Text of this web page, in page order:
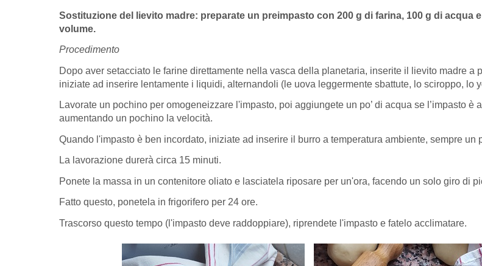
Sostituzione del lievito madre: preparate un preimpasto con 200 g di farina, 100 g di
volume.
Procedimento
Dopo aver setacciato le farine direttamente nella vasca della planetaria, inserite il lievito madre
iniziate ad inserire lentamente i liquidi, alternandoli (le uova leggermente sbattute, lo sciroppo, lo
Lavorate un pochino per omogeneizzare l'impasto, poi aggiungete un po’ di acqua se l’impasto
aumentando un pochino la velocità.
Quando l'impasto è ben incordato, iniziate ad inserire il burro a temperatura ambiente, sempre
La lavorazione durerà circa 15 minuti.
Ponete la massa in un contenitore oliato e lasciatela riposare per un'ora, facendo un solo giro di
Fatto questo, ponetela in frigorifero per 24 ore.
Trascorso questo tempo (l'impasto deve raddoppiare), riprendete l'impasto e fatelo acclimatare.